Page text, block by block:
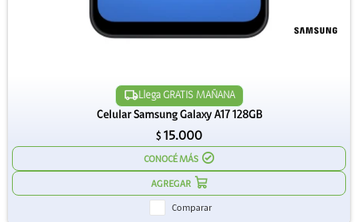
Llega GRATIS MAÑANA
Celular Samsung Galaxy A17 128GB
$ 15.000
CONOCÉ MÁS
Comparar